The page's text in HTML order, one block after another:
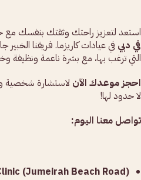
استعد لتعزيز راحتك وثقتك بنفسك مع
في دبي في عيادات كاريزما. فريقنا
التي ترغب بها، مع بشرة ناعمة ونظيفة
احجز موعدك الآن لاستشارة شخصية
لا حدود لها!
تواصل معنا اليوم:
(Jumeirah Beach Road):